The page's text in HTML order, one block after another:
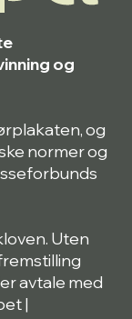
og
og
normer og
Uten
avtale med
|